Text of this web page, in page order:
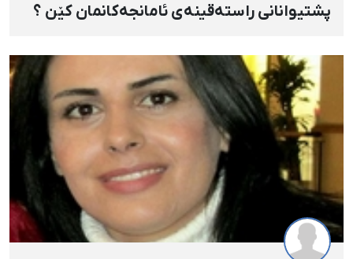
پشتیوانانی راستەقینەی ئامانجەکانمان کێن ؟